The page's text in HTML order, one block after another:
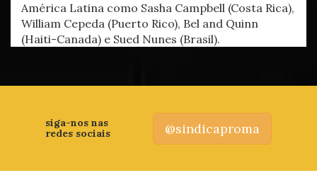
América Latina como Sasha Campbell (Costa Rica),
William Cepeda (Puerto Rico), Bel and Quinn
(Haiti-Canada) e Sued Nunes (Brasil).
siga-nos nas
redes sociais
@sindicaproma